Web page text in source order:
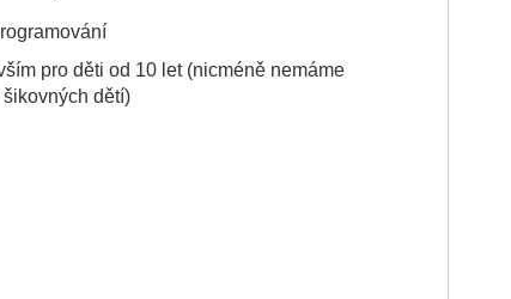
pro děti od 10 let (nicméně nemáme
dětí)